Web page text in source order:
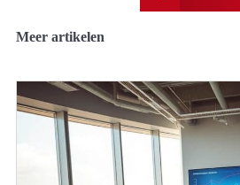
Meer artikelen